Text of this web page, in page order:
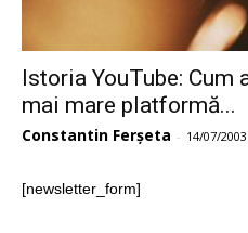
Istoria YouTube: Cum
mai mare platformă...
Constantin Ferșeta - 14/07/2003
[newsletter_form]